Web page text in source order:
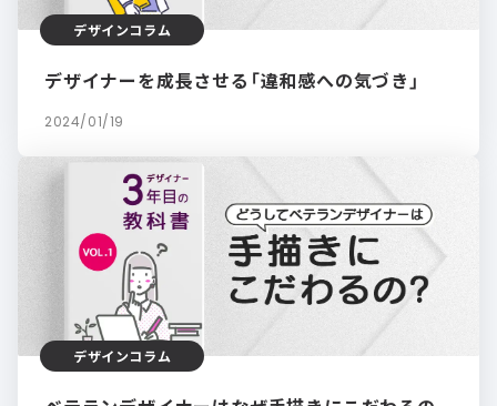
デザインコラム
デザイナーを成長させる「違和感への気づき」
2024/01/19
デザインコラム